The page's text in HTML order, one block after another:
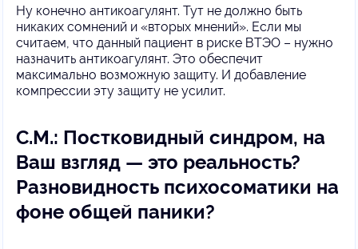
Ну конечно антикоагулянт. Тут не должно быть
никаких сомнений и «вторых мнений». Если мы
считаем, что данный пациент в риске ВТЭО – нужно
назначить антикоагулянт. Это обеспечит
максимально возможную защиту. И добавление
компрессии эту защиту не усилит.
С.М.: Постковидный синдром, на
Ваш взгляд — это реальность?
Разновидность психосоматики на
фоне общей паники?